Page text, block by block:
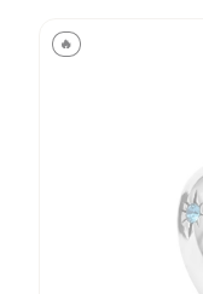
🔥